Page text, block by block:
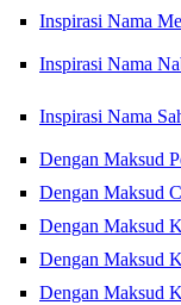
Inspirasi Nama
Dengan Maksud
Dengan Maksud
Dengan Maksud
Dengan Maksud
Dengan Maksud